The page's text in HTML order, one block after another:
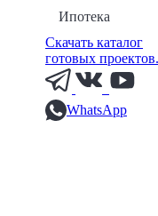
Ипотека
Скачать каталог
готовых
WhatsApp